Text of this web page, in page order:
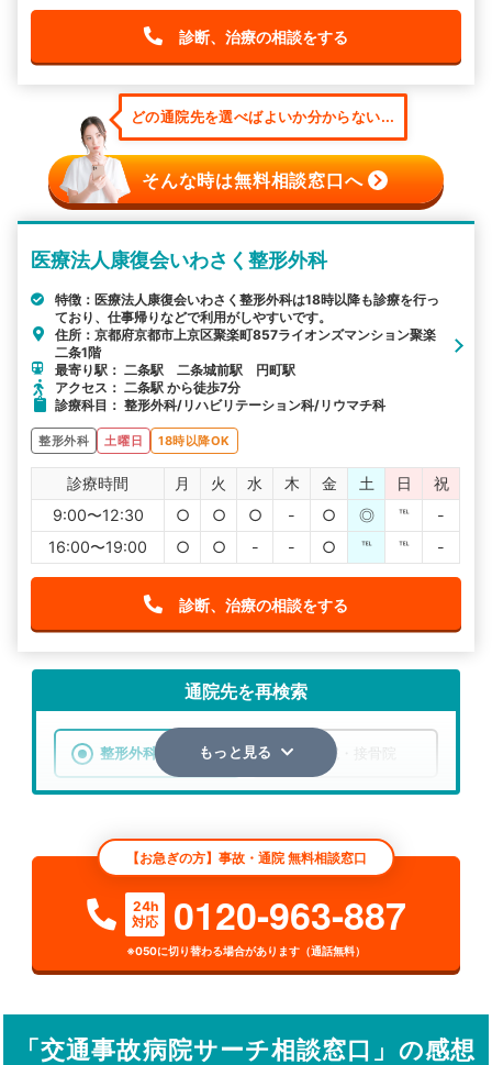
診断、治療の相談をする
どの通院先を選べばよいか分からない...
そんな時は無料相談窓口へ
医療法人康復会いわさく整形外科
特徴：医療法人康復会いわさく整形外科は18時以降も診療を行っ
ており、仕事帰りなどで利用がしやすいです。
住所：京都府京都市上京区聚楽町857ライオンズマンション聚楽
二条1階
最寄り駅： 二条駅 二条城前駅 円町駅
アクセス： 二条駅 から徒歩7分
診療科目： 整形外科/リハビリテーション科/リウマチ科
整形外科 土曜日 18時以降OK
診療時間 月 火 水 木 金 土 日
祝
9:00〜12:30
○ ○ ○ - ○ ◎ ℡
-
16:00〜19:00
○ ○ - - ○ ℡ ℡ -
診断、治療の相談をする
通院先を再検索
整形外科 整骨院・接骨院
検索する
詳細条件で絞り込む
その他の検索方法
駅から探す 院名から探す
もっと見る
【お急ぎの方】事故・通院 無料相談窓口
24h
対応
0120-963-887
※050に切り替わる場合があります（通話無料）
「交通事故病院サーチ相談窓口」の感想